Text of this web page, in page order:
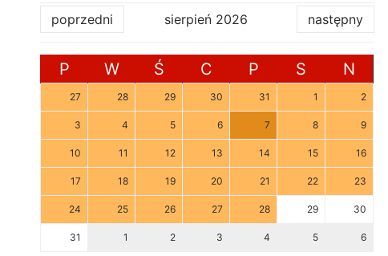
poprzedni sierpień 2026 następny
P W Ś C P S N
27 28 29 30 31 1 2
3 4 5 6 7 8 9
10 11 12 13 14 15 16
17 18 19 20 21 22 23
24 25 26 27 28 29 30
31 1 2 3 4 5 6